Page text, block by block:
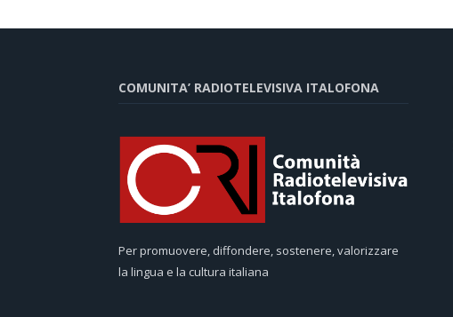
COMUNITA’ RADIOTELEVISIVA ITALOFONA
Per promuovere, diffondere, sostenere, valorizzare
la lingua e la cultura italiana